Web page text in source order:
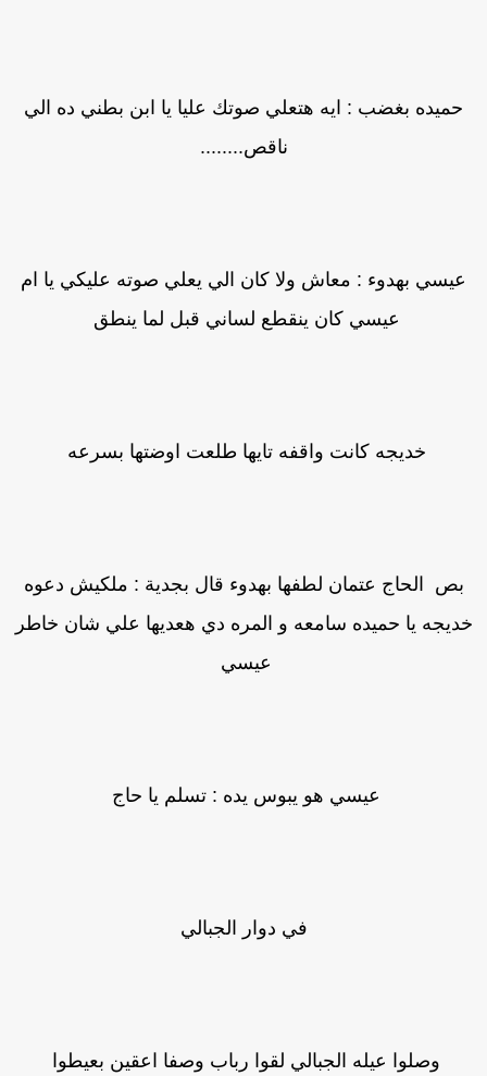
حميده بغضب : ايه هتعلي صوتك عليا يا ابن بطني ده الي
ناقص........
عيسي بهدوء : معاش ولا كان الي يعلي صوته عليكي يا ام
عيسي كان ينقطع لساني قبل لما ينطق
خديجه كانت واقفه تايها طلعت اوضتها بسرعه
بص الحاج عتمان لطفها بهدوء قال بجدية : ملكيش دعوه
يا حميده سامعه و المره دي هعديها علي شان خاطر
عيسي
عيسي هو يبوس يده : تسلم يا حاج
في دوار الجبالي
وصلوا عيله الجبالي لقوا رباب وصفا اعقين بعيطوا